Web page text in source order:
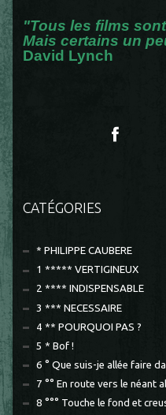
"Tous les films
Mais certains un
David Lynch
CATÉGORIES
* PHILIPPE CAUBERE
1 ***** VERTIGINEUX
2 **** INDISPENSABLE
3 *** NECESSAIRE
4 ** POURQUOI PAS ?
5 * Bof !
6 ° Que suis-je allée faire
7 °° En route vers le néant
8 °°° Touche le fond et